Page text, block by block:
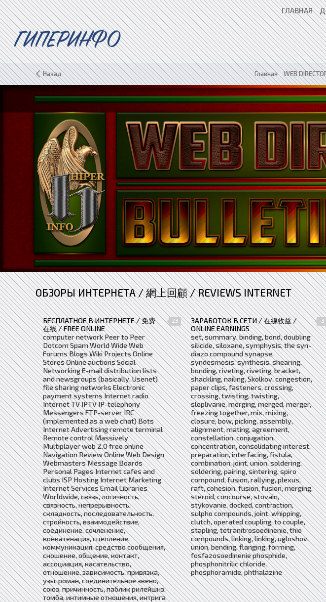
ГЛАВНАЯ
ГИПЕРИНФО
Назад Главная»WEB
ОБЗОРЫ ИНТЕРНЕТА / 網上回顧 / REVIEWS INTERNET
БЕСПЛАТНОЕ В ИНТЕРНЕТЕ / 免费
在线 / FREE ONLINE
23
computer network Peer to Peer
Dotcom Spam World Wide Web
Forums Blogs Wiki Projects Online
Stores Online auctions Social
Networking E-mail distribution lists
and newsgroups (basically, Usenet)
file sharing networks Electronic
payment systems Internet radio
Internet TV IPTV IP-telephony
Messengers FTP-server IRC
(implemented as a web chat) Bots
Internet Advertising remote terminal
Remote control Massively
Multiplayer web 2.0 free online
Navigation Review Online Web Design
Webmasters Message Boards
Personal Pages Internet cafes and
clubs ISP Hosting Internet Marketing
Internet Services Email Libraries
Worldwide, связь, логичность,
связность, непрерывность,
складность, последовательность,
стройность, взаимодействие,
соединение, сочленение,
конкатенация, сцепление,
коммуникация, средство сообщения,
сношение, общение, контакт,
ассоциация, касательство,
отношение, зависимость, привязка,
узы, роман, соединительное звено,
союз, причинность, паблик рилейшнз,
томба, интимные отношения, интрига
ЗАРАБОТОК В СЕТИ / 在線收益 /
ONLINE EARNINGS
3
set, summary, binding, bond, doubling
silicide, siloxane, symphysis, the syn-
diazo compound synapse,
syndesmosis, synthesis, shearing,
bonding, riveting, riveting, bracket,
shackling, nailing, Skolkov, congestion,
paper clips, fasteners, crossing,
crossing, twisting, twisting,
sleplivanie, merging, merged, merger,
freezing together, mix, mixing,
closure, bow, picking, assembly,
alignment, mating, agreement,
constellation, conjugation,
concentration, consolidating interest,
preparation, interfacing, fistula,
combination, joint, union, soldering,
soldering, pairing, sintering, spiro
compound, fusion, rallying, plexus,
raft, cohesion, fusion, fusion, merging,
steroid, concourse, stovain,
stykovanie, docked, contraction,
sulpho compounds, joint, whipping,
clutch, operated coupling, to couple,
stapling, tetranitrosoedinenie, thio
compounds, linking, linking, ugloshov,
union, bending, flanging, forming,
fosfazosoedinenie phosphide,
phosphonitrilic chloride,
phosphoramide, phthalazine